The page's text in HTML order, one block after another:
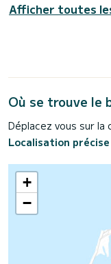
Afficher toutes
Où se trouve le
Déplacez vous sur
Localisation précise
+
−